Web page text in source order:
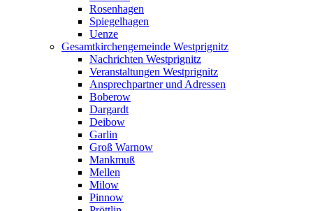
Rosenhagen
Spiegelhagen
Uenze
Gesamtkirchengemeinde Westprignitz
Nachrichten Westprignitz
Veranstaltungen Westprignitz
Ansprechpartner und Adressen
Boberow
Dargardt
Deibow
Garlin
Groß Warnow
Mankmuß
Mellen
Milow
Pinnow